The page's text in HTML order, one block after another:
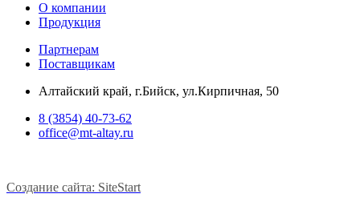
О компании
Продукция
Партнерам
Поставщикам
Алтайский край, г.Бийск, ул.Кирпичная, 50
8 (3854) 40-73-62
office@mt-altay.ru
Создание сайта: SiteStart